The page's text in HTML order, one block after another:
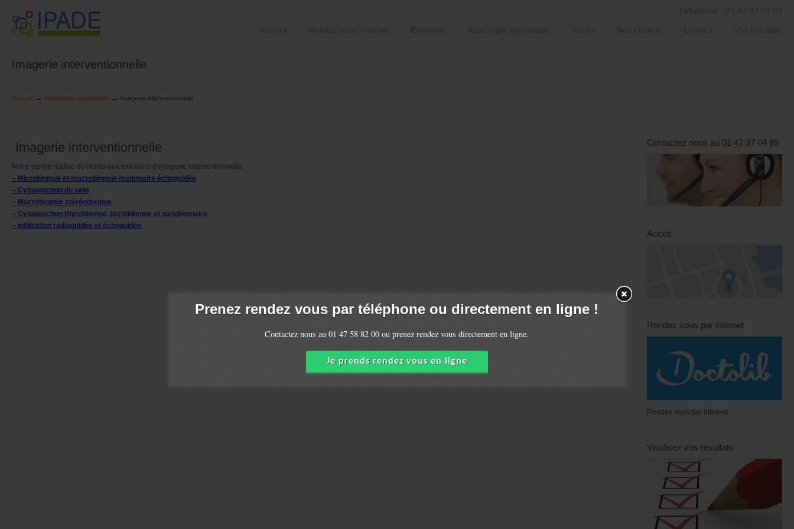
Prenez rendez vous par téléphone ou directement en ligne !
Contactez nous au 01 47 58 82 00 ou prenez rendez vous directement en ligne.
Je prends rendez vous en ligne
Imagerie interventionnelle
Accueil → Radiologie spécialisée → Imagerie interventionnelle
Imagerie interventionnelle
Notre centre réalise de nombreux examens d’imagerie interventionnelle :
– Microbiopsie et macrobiopsie mammaire échoguidée
– Cytoponction du sein
– Macrobiopsie stéréotaxique
– Cytoponction thyroidienne, parotidienne et ganglionnaire
– infiltration radioguidée et échoguidée
Contactez nous au 01 47 37 04 89
Accès
Rendez vous par internet
Rendez vous par internet
Visulisez vos résultats